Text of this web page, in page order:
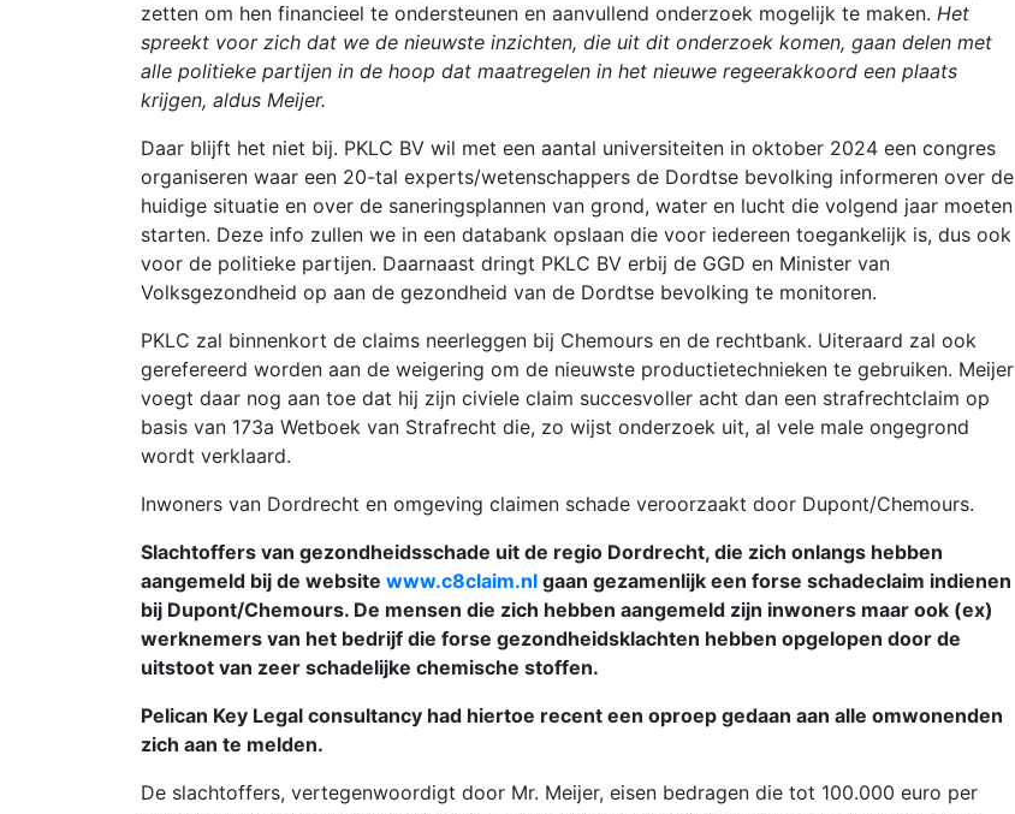
zetten om hen financieel te ondersteunen en aanvullend onderzoek mogelijk te maken. Het
spreekt voor zich dat we de nieuwste inzichten, die uit dit onderzoek komen, gaan delen met
alle politieke partijen in de hoop dat maatregelen in het nieuwe regeerakkoord een plaats
krijgen, aldus Meijer.
Daar blijft het niet bij. PKLC BV wil met een aantal universiteiten in oktober 2024 een congres
organiseren waar een 20-tal experts/wetenschappers de Dordtse bevolking informeren over de
huidige situatie en over de saneringsplannen van grond, water en lucht die volgend jaar moeten
starten. Deze info zullen we in een databank opslaan die voor iedereen toegankelijk is, dus ook
voor de politieke partijen. Daarnaast dringt PKLC BV erbij de GGD en Minister van
Volksgezondheid op aan de gezondheid van de Dordtse bevolking te monitoren.
PKLC zal binnenkort de claims neerleggen bij Chemours en de rechtbank. Uiteraard zal ook
gerefereerd worden aan de weigering om de nieuwste productietechnieken te gebruiken. Meijer
voegt daar nog aan toe dat hij zijn civiele claim succesvoller acht dan een strafrechtclaim op
basis van 173a Wetboek van Strafrecht die, zo wijst onderzoek uit, al vele male ongegrond
wordt verklaard.
Inwoners van Dordrecht en omgeving claimen schade veroorzaakt door Dupont/Chemours.
Slachtoffers van gezondheidsschade uit de regio Dordrecht, die zich onlangs hebben
aangemeld bij de website www.c8claim.nl gaan gezamenlijk een forse schadeclaim indienen
bij Dupont/Chemours. De mensen die zich hebben aangemeld zijn inwoners maar ook (ex)
werknemers van het bedrijf die forse gezondheidsklachten hebben opgelopen door de
uitstoot van zeer schadelijke chemische stoffen.
Pelican Key Legal consultancy had hiertoe recent een oproep gedaan aan alle omwonenden
zich aan te melden.
De slachtoffers, vertegenwoordigt door Mr. Meijer, eisen bedragen die tot 100.000 euro per